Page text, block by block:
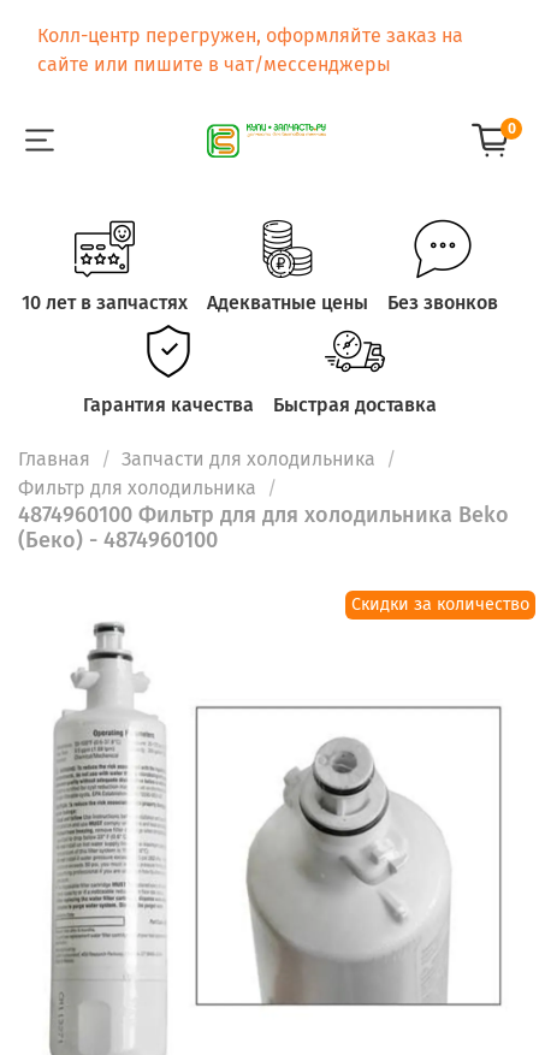
Колл-центр перегружен, оформляйте заказ на
сайте или пишите в чат/мессенджеры
0
10 лет в запчастях Адекватные цены Без звонков
Гарантия качества Быстрая доставка
Главная
Запчасти для холодильника
Фильтр для холодильника
4874960100 Фильтр для для холодильника Beko
(Беко) - 4874960100
Скидки за количество